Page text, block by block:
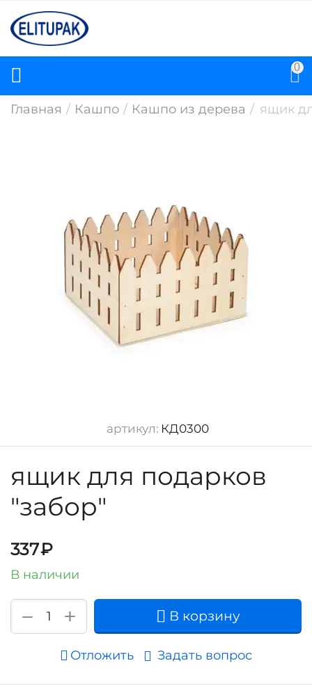
0
Главная / Кашпо / Кашпо из дерева / ящик
артикул: КД0300
ящик для подарков
"забор"
337₽
В наличии
+
− В корзину
Отложить Задать вопрос